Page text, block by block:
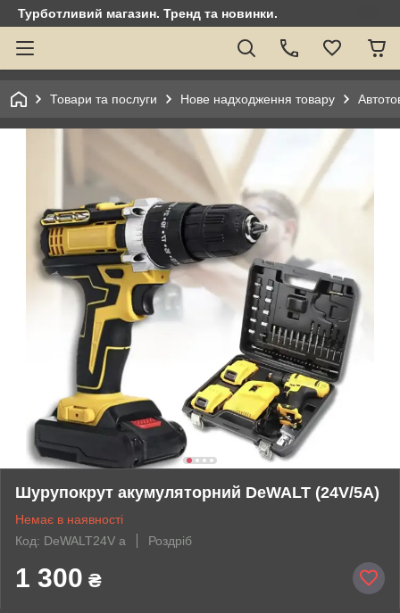
Турботливий магазин. Тренд та новинки.
Товари та послуги Нове надходження товару
Шурупокрут акумуляторний DeWALT (24V/5A)
Немає в наявності
Код: DeWALT24V a
Роздріб
1 300 ₴